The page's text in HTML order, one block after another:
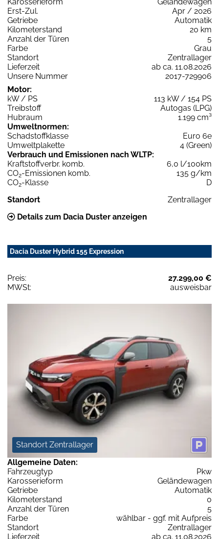
Erst-Zul.
Apr / 2026
Getriebe
Automatik
Kilometerstand
20 km
Anzahl der Türen
5
Farbe
Grau
Standort
Zentrallager
Lieferzeit
ab ca. 11.08.2026
Unsere Nummer
2017-729906
Motor:
kW / PS
113 kW / 154 PS
Treibstoff
Autogas (LPG)
Hubraum
1.199 cm³
Umweltnormen:
Schadstoffklasse
Euro 6e
Umweltplakette
4 (Green)
Verbrauch und Emissionen nach WLTP:
Kraftstoffverbr. komb.
6,0 l/100km
CO2-Emissionen komb.
135 g/km
CO2-Klasse
D
Standort
Zentrallager
Details zum Dacia Duster anzeigen
Dacia Duster Hybrid 155 Expression
Preis:
27.299,00 €
MWSt:
ausweisbar
Standort Zentrallager
Allgemeine Daten:
Fahrzeugtyp
Pkw
Karosserieform
Geländewagen
Getriebe
Automatik
Kilometerstand
0
Anzahl der Türen
5
Farbe
wählbar - ggf. mit Aufpreis
Standort
Zentrallager
Lieferzeit
ab ca. 11.08.2026